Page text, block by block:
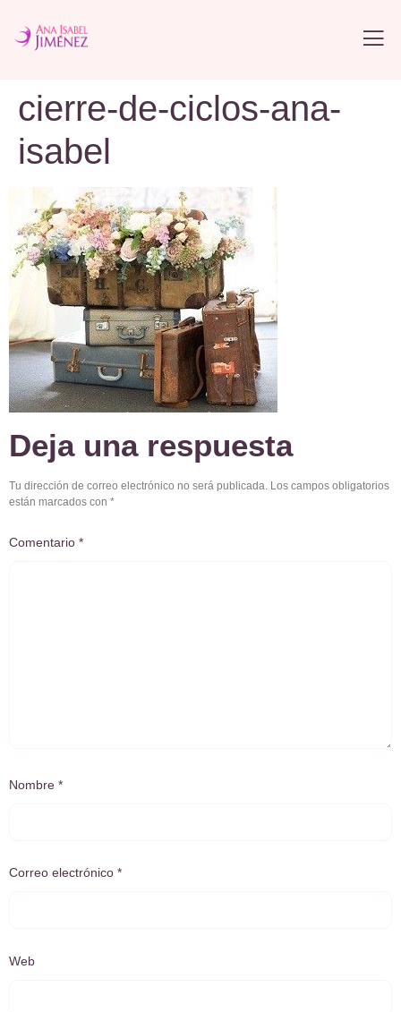
cierre-de-ciclos-ana-
isabel
Deja una respuesta
Tu dirección de correo electrónico no será publicada. Los campos obligatorios
están marcados con *
Comentario *
Nombre *
Correo electrónico *
Web